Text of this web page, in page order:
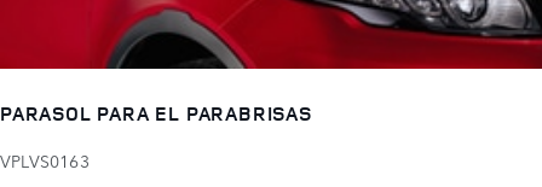
PARASOL PARA EL PARABRISAS
VPLVS0163